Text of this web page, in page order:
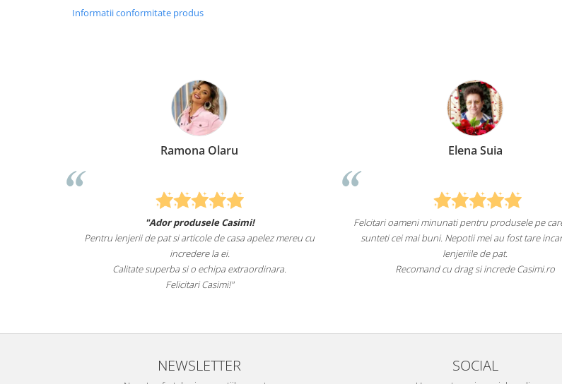
Informatii conformitate produs
Ramona Olaru
"Ador produsele Casimi!
Pentru lenjerii de pat si articole de casa apelez mereu cu
incredere la ei.
Calitate superba si o echipa extraordinara.
Felicitari Casimi!"
Elena Suia
Felcitari oameni minunati pentru produsele pe
sunteti cei mai buni. Nepotii mei au fost tare
lenjeriile de pat.
Recomand cu drag si increde Casimi.ro
NEWSLETTER SOCIAL